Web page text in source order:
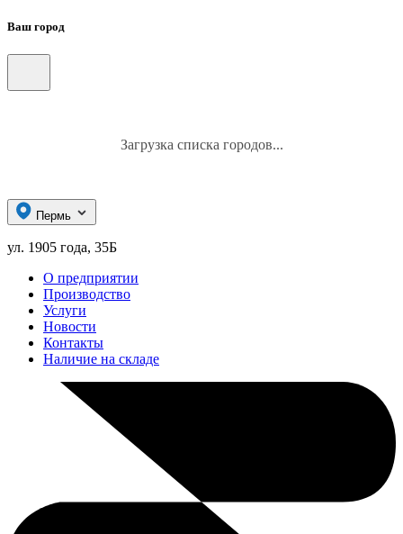
Ваш город
Загрузка списка городов...
Пермь
ул. 1905 года, 35Б
О предприятии
Производство
Услуги
Новости
Контакты
Наличие на складе